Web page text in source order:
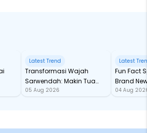
Latest Trend
Transformasi Wajah
Sarwendah: Makin Tua
Semakin Glowing
05 Aug 2026
Latest
Fun Fact Spider-Man
Brand
Baru
04 Aug